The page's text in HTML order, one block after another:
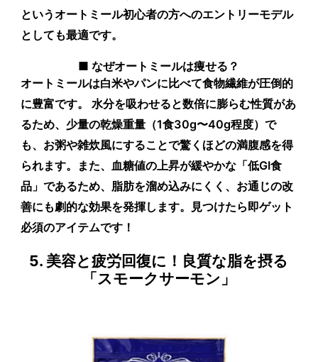
というオートミール初心者の方へのエントリーモデル
としても最適です。
■ なぜオートミールは痩せる？
オートミールは白米やパンに比べて食物繊維が圧倒的
に豊富です。 水分を吸わせると数倍に膨らむ性質があ
るため、少量の乾燥重量（1食30g〜40g程度）で
も、お粥や雑炊風にすることで驚くほどの満腹感を得
られます。また、血糖値の上昇が緩やかな「低GI食
品」であるため、脂肪を溜め込みにくく、お通じの改
善にも劇的な効果を発揮します。見つけたら即ゲット
必須のアイテムです！
5. 美容と疲労回復に！良質な脂を摂る
「スモークサーモン」